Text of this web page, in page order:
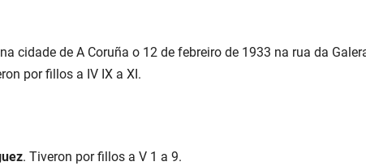
cidade de A Coruña o 12 de febreiro de 1933 na rua da
por fillos a IV IX a XI.
. Tiveron por fillos a V 1 a 9.